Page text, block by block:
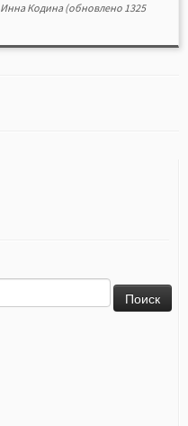
Инна Кодина(обновлено 1325